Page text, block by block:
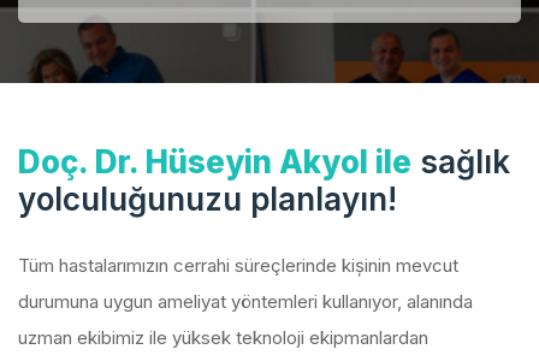
Doç. Dr. Hüseyin Akyol ile sağlık
yolculuğunuzu planlayın!
Tüm hastalarımızın cerrahi süreçlerinde kişinin mevcut
durumuna uygun ameliyat yöntemleri kullanıyor, alanında
uzman ekibimiz ile yüksek teknoloji ekipmanlardan